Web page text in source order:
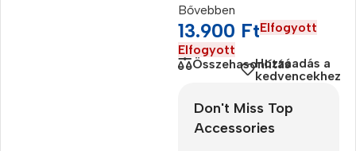
Bővebben
13.900 FtElfogyott
Elfogyott
ÖsszehasonlításHozzáadás a
kedvencekhez
Don't Miss Top
Accessories